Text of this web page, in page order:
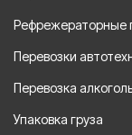
Рефрежераторные
Перевозки
Перевозка
Упаковка груза